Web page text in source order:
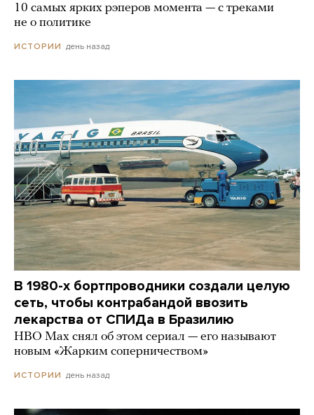
10 самых ярких рэперов момента — с треками
не о политике
ИСТОРИИ день назад
В 1980-х бортпроводники создали целую
сеть, чтобы контрабандой ввозить
лекарства от СПИДа в Бразилию
HBO Max снял об этом сериал — его называют
новым «Жарким соперничеством»
ИСТОРИИ день назад